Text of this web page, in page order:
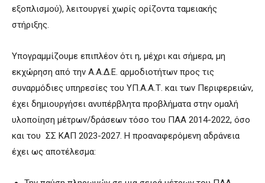
εξοπλισμού), λειτουργεί χωρίς ορίζοντα ταμειακής
στήριξης.
Υπογραμμίζουμε επιπλέον ότι η, μέχρι και σήμερα, μη
εκχώρηση από την Α.Α.Δ.Ε. αρμοδιοτήτων προς τις
συναρμόδιες υπηρεσίες του ΥΠ.Α.Α.Τ. και των Περιφερειών,
έχει δημιουργήσει ανυπέρβλητα προβλήματα στην ομαλή
υλοποίηση μέτρων/δράσεων τόσο του ΠΑΑ 2014-2022, όσο
και του ΣΣ ΚΑΠ 2023-2027. Η προαναφερόμενη αδράνεια
έχει ως αποτέλεσμα: